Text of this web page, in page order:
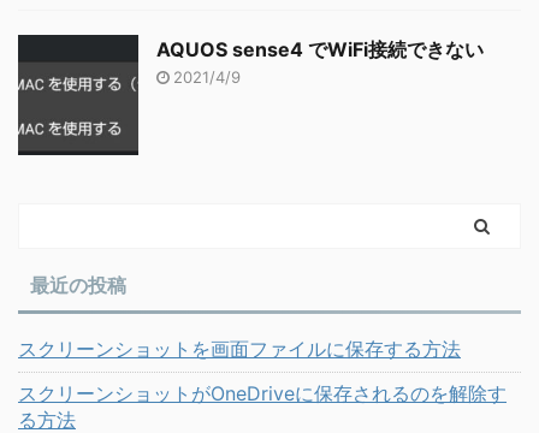
AQUOS sense4 でWiFi接続できない
2021/4/9
最近の投稿
スクリーンショットを画面ファイルに保存する方法
スクリーンショットがOneDriveに保存されるのを解除す
る方法